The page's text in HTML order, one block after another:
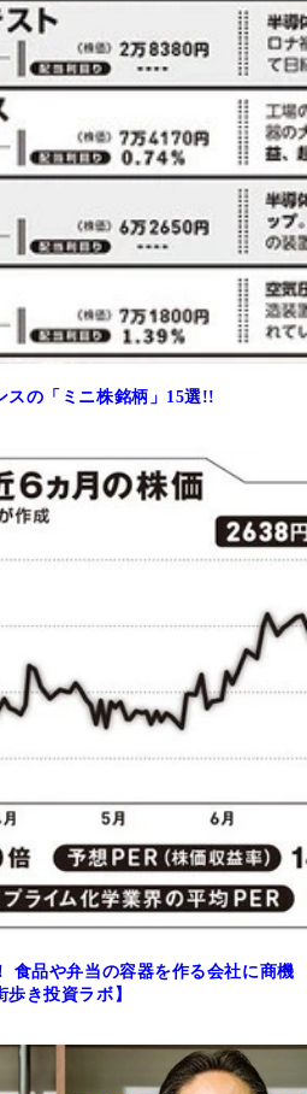
スの「ミニ株銘柄」15選!!
食品や弁当の容器を作る会社に商機
き投資ラボ】